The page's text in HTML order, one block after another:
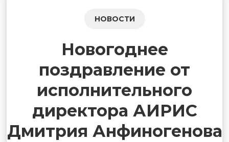
НОВОСТИ
Новогоднее
поздравление от
исполнительного
директора АИРИС
Дмитрия Анфиногенова